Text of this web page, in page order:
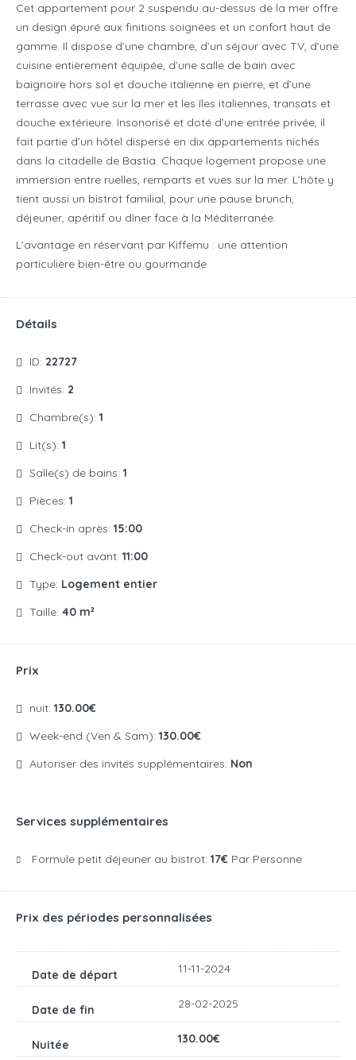
Cet appartement pour 2 suspendu au-dessus de la mer offre
un design épuré aux finitions soignées et un confort haut de
gamme. Il dispose d’une chambre, d’un séjour avec TV, d’une
cuisine entièrement équipée, d’une salle de bain avec
baignoire hors sol et douche italienne en pierre, et d’une
terrasse avec vue sur la mer et les îles italiennes, transats et
douche extérieure. Insonorisé et doté d’une entrée privée, il
fait partie d’un hôtel dispersé en dix appartements nichés
dans la citadelle de Bastia. Chaque logement propose une
immersion entre ruelles, remparts et vues sur la mer. L’hôte y
tient aussi un bistrot familial, pour une pause brunch,
déjeuner, apéritif ou dîner face à la Méditerranée.
L’avantage en réservant par Kiffemu : une attention
particulière bien-être ou gourmande
Détails
ID: 22727
Invités: 2
Chambre(s): 1
Lit(s): 1
Salle(s) de bains: 1
Pièces: 1
Check-in après: 15:00
Check-out avant: 11:00
Type: Logement entier
Taille: 40 m²
Prix
nuit: 130.00€
Week-end (Ven & Sam): 130.00€
Autoriser des invités supplémentaires: Non
Services supplémentaires
Formule petit déjeuner au bistrot: 17€ Par Personne
Prix des périodes personnalisées
11-11-2024
28-02-2025
130.00€